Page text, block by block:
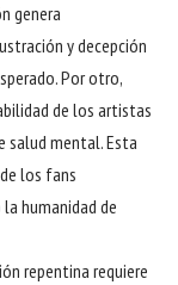
genera
y decepción
Por otro,
de los artistas
salud mental. Esta
los fans
humanidad de
repentina requiere